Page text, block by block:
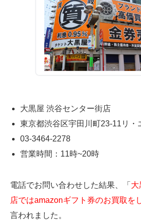
大黒屋 渋谷センター街店
東京都渋谷区宇田川町23-11リ・
03-3464-2278
営業時間：11時~20時
電話でお問い合わせした結果、「 大
店ではamazonギフト券のお買取を
言われました。